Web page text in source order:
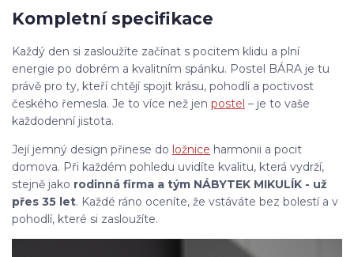
Kompletní specifikace
Každý den si zasloužíte začínat s pocitem klidu a plní
energie po dobrém a kvalitním spánku. Postel BÁRA je tu
právě pro ty, kteří chtějí spojit krásu, pohodlí a poctivost
českého řemesla. Je to více než jen postel – je to vaše
každodenní jistota.
Její jemný design přinese do ložnice harmonii a pocit
domova. Při každém pohledu uvidíte kvalitu, která vydrží,
stejně jako rodinná firma a tým NÁBYTEK MIKULÍK - už
přes 35 let. Každé ráno oceníte, že vstáváte bez bolestí a v
pohodlí, které si zasloužíte.